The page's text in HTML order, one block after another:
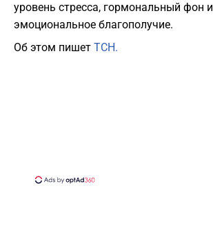
уровень стресса, гормональный фон и
эмоциональное благополучие.
Об этом пишет ТСН.